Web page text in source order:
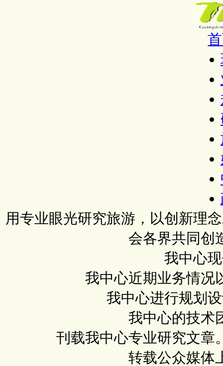
用专业眼光研究旅游，以创新理
会各界共同创
我中心
我中心近期业务情况
我中心进行规划
我中心的技术
刊载我中心专业研究文章
转载公众媒体